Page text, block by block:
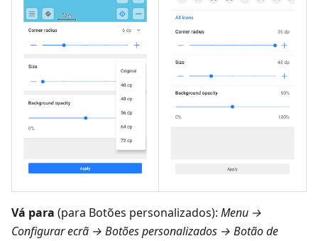
Vá para (para Botões personalizados): Menu →
Configurar ecrã → Botões personalizados → Botão de